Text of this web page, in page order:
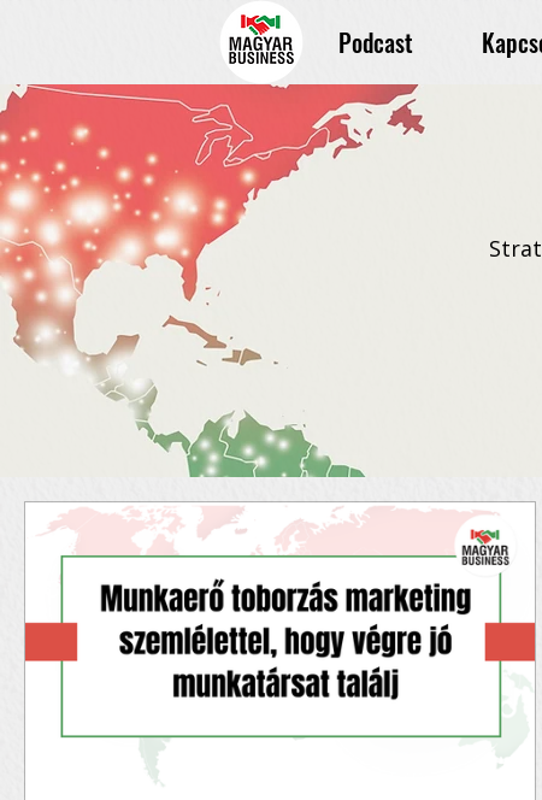
Podcast